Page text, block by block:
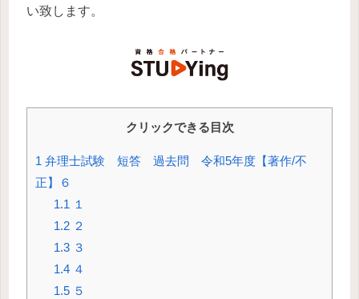
い致します。
クリックできる目次
1 弁理士試験 短答 過去問 令和5年度【著作/不
正】６
1.1 １
1.2２
1.3３
1.4４
1.5５